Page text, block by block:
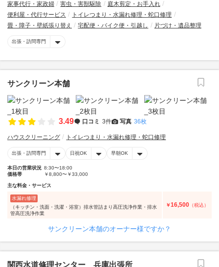
家事代行・家政婦
害虫・害獣駆除
庭木剪定・お手入れ
便利屋・代行サービス
トイレつまり・水漏れ修理・蛇口修理
畳・障子・壁紙張り替え
宅配便・バイク便・引越し 片づけ・遺品整理
出張・訪問専門
サンクリーン本舗
3.49 口コミ 3件 写真 36枚
ハウスクリーニング トイレつまり・水漏れ修理・蛇口修理
出張・訪問専門 日祝OK 早朝OK
本日の営業状況 8:30〜18:00
価格帯
￥8,800〜￥33,000
主な料金・サービス
水漏れ修理
（キッチン・洗面・洗濯・浴室）排水管詰まり高圧洗浄作業・排水
管高圧洗浄作業
￥16,500 （税込）
サンクリーン本舗のオーナー様ですか？
関西水道修理センター 兵庫出張所